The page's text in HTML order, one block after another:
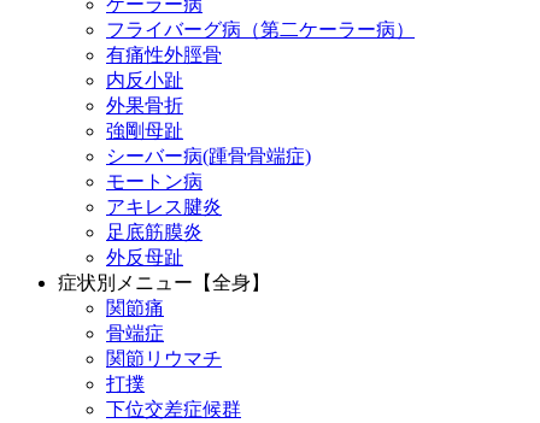
ケーラー病
フライバーグ病（第二ケーラー病）
有痛性外脛骨
内反小趾
外果骨折
強剛母趾
シーバー病(踵骨骨端症)
モートン病
アキレス腱炎
足底筋膜炎
外反母趾
症状別メニュー【全身】
関節痛
骨端症
関節リウマチ
打撲
下位交差症候群